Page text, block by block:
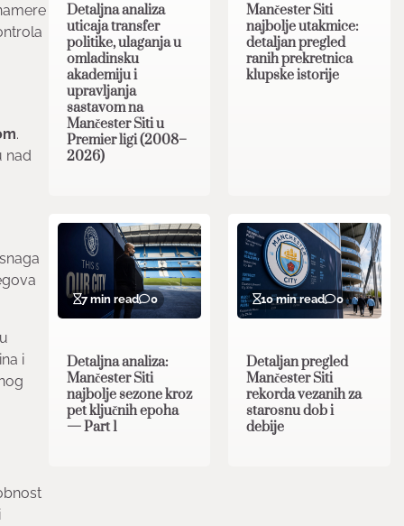
.
nad
i
Detaljna analiza
uticaja transfer
politike, ulaganja u
omladinsku
akademiju i
upravljanja
sastavom na
Mančester Siti u
Premier ligi (2008–
2026)
Mančester Siti
najbolje utakmice:
detaljan pregled
ranih prekretnica
klupske istorije
7 min read 0
Detaljna analiza:
Mančester Siti
najbolje sezone kroz
pet ključnih epoha
— Part 1
10 min read 0
Detaljan pregled
Mančester Siti
rekorda vezanih za
starosnu dob i
debije